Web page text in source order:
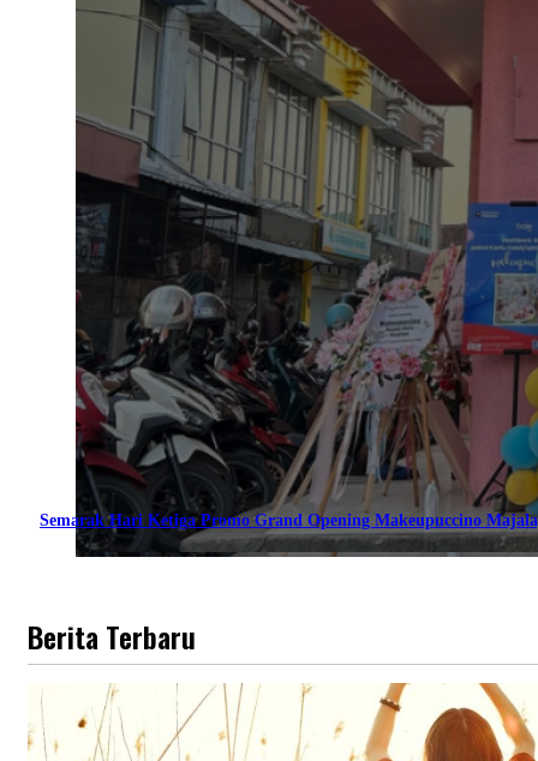
Semarak Hari Ketiga Promo Grand Opening Makeupuccino
Berita Terbaru